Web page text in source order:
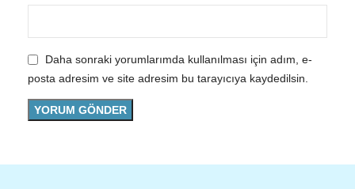
Daha sonraki yorumlarımda kullanılması için adım, e-
posta adresim ve site adresim bu tarayıcıya kaydedilsin.